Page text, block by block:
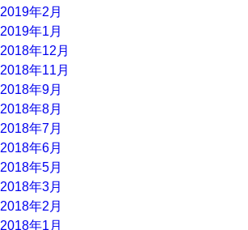
2019年2月
2019年1月
2018年12月
2018年11月
2018年9月
2018年8月
2018年7月
2018年6月
2018年5月
2018年3月
2018年2月
2018年1月